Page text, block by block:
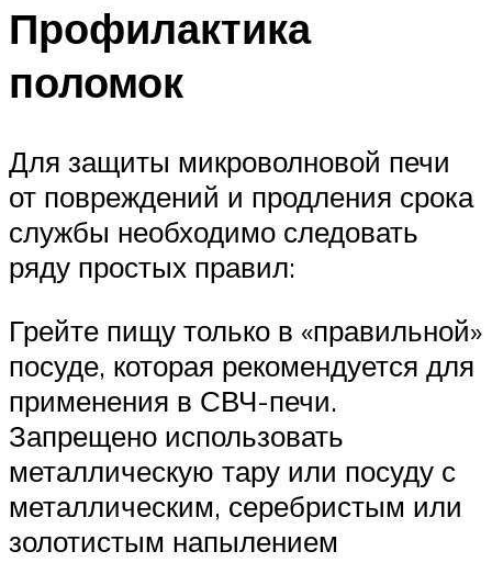
Профилактика
поломок
Для защиты микроволновой печи
от повреждений и продления срока
службы необходимо следовать
ряду простых правил:
Грейте пищу только в «правильной»
посуде, которая рекомендуется для
применения в СВЧ-печи.
Запрещено использовать
металлическую тару или посуду с
металлическим, серебристым или
золотистым напылением